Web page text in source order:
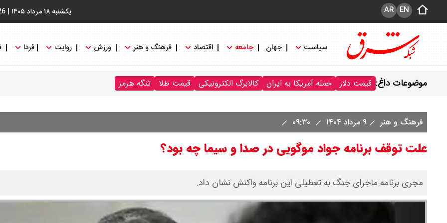
یکشنبه ۱۸ مرداد ۱۴۰۵ | EN
AR
سیاست جهان جامعه اقتصاد فرهنگ و هنر ورزش روایت فردا
موضوعات داغ: قیمت دلار حمله آمریکا به ایران کالابرگ الکترونیکی قیمت طلا تنگه هرمز
فرهنگ و هنر ۹ مرداد ۱۴۰۴
علت توقف برنامه جواد موگویی در صدا و سیما چه بود؟
مجری برنامه ماجرای جنگ به تعطیلی این برنامه واکنش نشان داد.